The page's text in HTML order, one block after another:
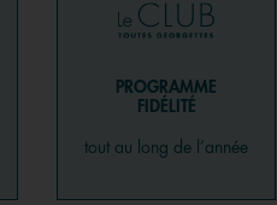
PROGRAMME
FIDÉLITÉ
tout au long de l’année